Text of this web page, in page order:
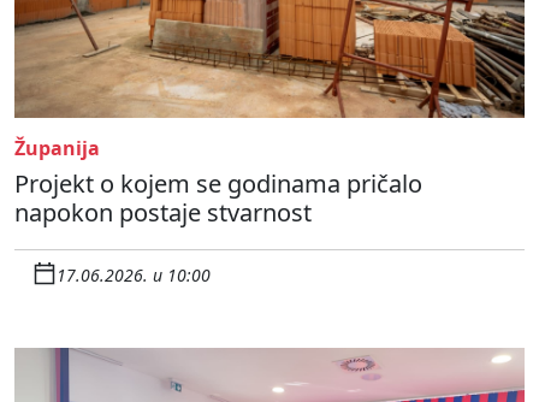
Županija
Projekt o kojem se godinama pričalo
napokon postaje stvarnost
17.06.2026. u 10:00